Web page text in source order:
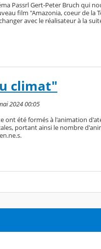
Passrl Gert-Peter Bruch qui
film "Amazonia, coeur de la
avec le réalisateur à la
climat"
2024 00:05
ont été formés à l'animation
portant ainsi le nombre